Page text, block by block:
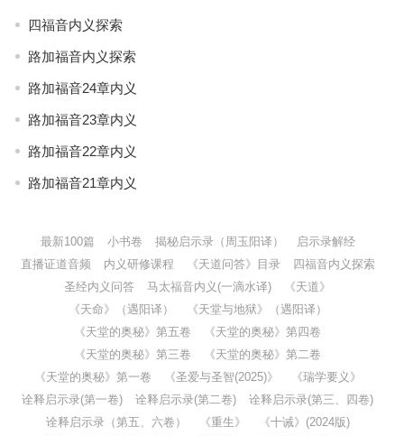
四福音内义探索
路加福音内义探索
路加福音24章内义
路加福音23章内义
路加福音22章内义
路加福音21章内义
最新100篇 小书卷 揭秘启示录（周玉阳译）
启示录解经
直播证道音频
内义研修课程 《天道问答》目录
四福音内义探索
圣经内义问答
马太福音内义(一滴水译)
《天道》
《天命》（遇阳译）
《天堂与地狱》（遇阳译）
《天堂的奥秘》第五卷
《天堂的奥秘》第四卷
《天堂的奥秘》第三卷
《天堂的奥秘》第二卷
《天堂的奥秘》第一卷
《圣爱与圣智(2025)》
《瑞学要义》
诠释启示录(第一卷)
诠释启示录(第二卷)
诠释启示录(第三、四卷)
诠释启示录（第五、六卷）
《重生》
《十诫》(2024版)